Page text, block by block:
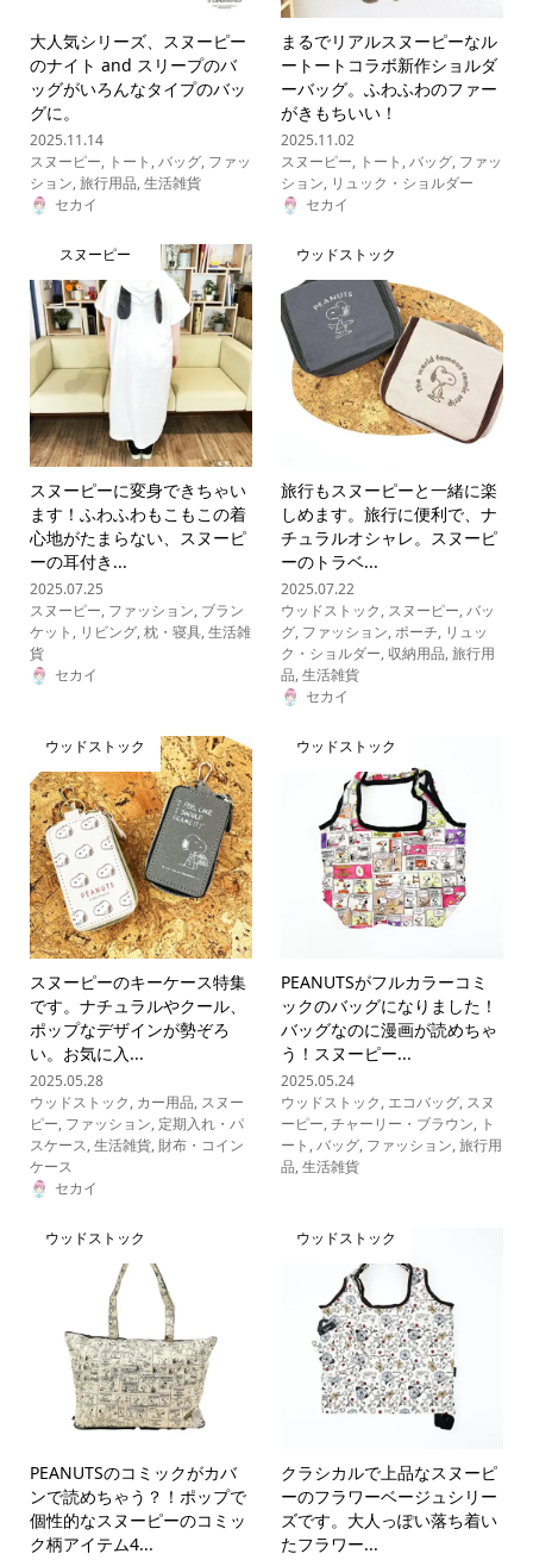
大人気シリーズ、スヌーピー
のナイト and スリープのバ
ッグがいろんなタイプのバッ
グに。
2025.11.14
スヌーピー, トート ,バッグ, ファッ
ション,旅行用品,生活雑貨
セカイ
まるでリアルスヌーピーなル
ートートコラボ新作ショルダ
ーバッグ。ふわふわのファー
がきもちいい！
2025.11.02
スヌーピー, トート ,バッグ, ファッ
ション, リュック・ショルダー
セカイ
スヌーピー
スヌーピーに変身できちゃい
ます！ふわふわもこもこの着
心地がたまらない、スヌーピ
ーの耳付き...
2025.07.25
スヌーピー, ファッション, ブラン
ケット , リビング,枕・寝具,生活雑
貨
セカイ
ウッドストック
旅行もスヌーピーと一緒に楽
しめます。旅行に便利で、ナ
チュラルオシャレ。スヌーピ
ーのトラベ...
2025.07.22
ウッドストック, スヌーピー,バッ
グ, ファッション,ポーチ, リュッ
ク・ショルダー, 収納用品,旅行用
品,生活雑貨
セカイ
ウッドストック
スヌーピーのキーケース特集
です。ナチュラルやクール、
ポップなデザインが勢ぞろ
い。お気に入...
2025.05.28
ウッドストック, カー用品, スヌー
ピー, ファッション, 定期入れ・パ
スケース,生活雑貨, 財布・コイン
ケース
セカイ
ウッドストック
PEANUTSがフルカラーコミ
ックのバッグになりました！
バッグなのに漫画が読めちゃ
う！スヌーピー...
2025.05.24
ウッドストック, エコバッグ, スヌ
ーピー,チャーリー・ブラウン, ト
ート ,バッグ, ファッション,旅行用
品,生活雑貨
ウッドストック
PEANUTSのコミックがカバ
ンで読めちゃう？！ポップで
個性的なスヌーピーのコミッ
ク柄アイテム4...
ウッドストック
クラシカルで上品なスヌーピ
ーのフラワーベージュシリー
ズです。大人っぽい落ち着い
たフラワー...